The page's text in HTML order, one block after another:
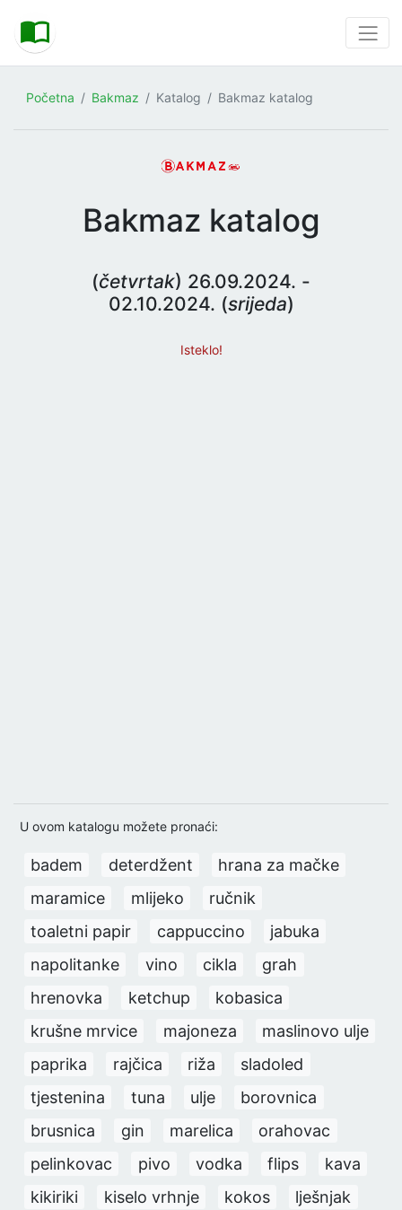
Početna Bakmaz Katalog Bakmaz katalog
Bakmaz katalog
(četvrtak) 26.09.2024. -
02.10.2024. (srijeda)
Isteklo!
U ovom katalogu možete pronaći:
badem deterdžent
hrana za mačke
maramice
mlijeko
ručnik
toaletni papir
cappuccino
jabuka
napolitanke
vino cikla
grah
hrenovka
ketchup
kobasica
krušne mrvice
majoneza
maslinovo ulje
paprika
rajčica riža
sladoled
tjestenina
tuna ulje
borovnica
brusnica
gin marelica
orahovac
pelinkovac
pivo vodka flips
kava
kikiriki
kiselo vrhnje kokos
lješnjak